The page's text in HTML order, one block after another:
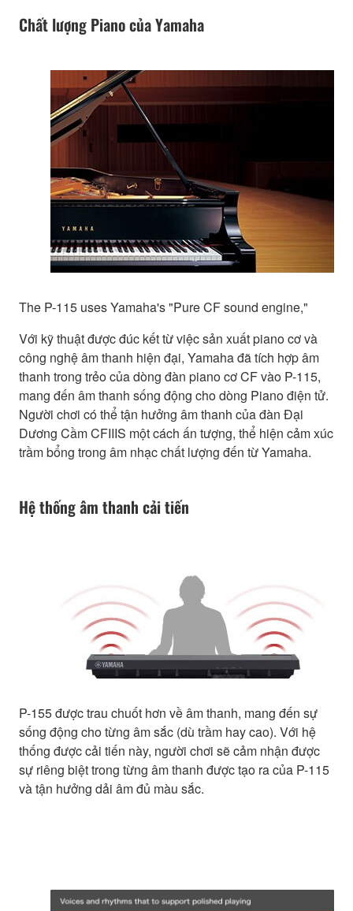
Chất lượng Piano của Yamaha
The P-115 uses Yamaha's "Pure CF sound engine,"
Với kỹ thuật được đúc kết từ việc sản xuất piano cơ và
công nghệ âm thanh hiện đại, Yamaha đã tích hợp âm
thanh trong trẻo của dòng đàn piano cơ CF vào P-115,
mang đến âm thanh sống động cho dòng Piano điện tử.
Người chơi có thể tận hưởng âm thanh của đàn Đại
Dương Cầm CFIIIS một cách ấn tượng, thể hiện cảm xúc
trầm bổng trong âm nhạc chất lượng đến từ Yamaha.
Hệ thống âm thanh cải tiến
P-155 được trau chuốt hơn về âm thanh, mang đến sự
sống động cho từng âm sắc (dù trầm hay cao). Với hệ
thống được cải tiến này, người chơi sẽ cảm nhận được
sự riêng biệt trong từng âm thanh được tạo ra của P-115
và tận hưởng dải âm đủ màu sắc.